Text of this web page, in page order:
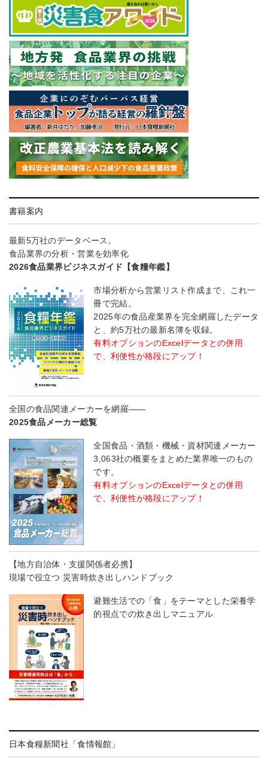
書籍案内
最新5万社のデータベース。
食品業界の分析・営業を効率化
2026食品業界ビジネスガイド【食糧年鑑】
市場分析から営業リスト作成まで、これ一
冊で完結。
2025年の食品産業界を完全網羅したデータ
と、約5万社の最新名簿を収録。
有料オプションのExcelデータとの併用
で、利便性が格段にアップ！
全国の食品関連メーカーを網羅――
2025食品メーカー総覧
全国食品・酒類・機械・資材関連メーカー
3,063社の概要をまとめた業界唯一のもの
です。
有料オプションのExcelデータとの併用
で、利便性が格段にアップ！
【地方自治体・支援関係者必携】
現場で役立つ 災害時炊き出しハンドブック
避難生活での「食」をテーマとした栄養学
的視点での炊き出しマニュアル
日本食糧新聞社「食情報館」